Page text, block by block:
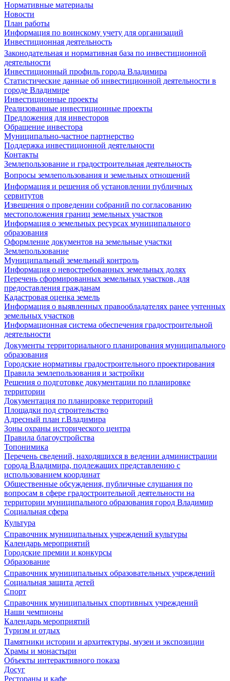
Нормативные материалы
Новости
План работы
Информация по воинскому учету для организаций
Инвестиционная деятельность
Законодательная и нормативная база по инвестиционной
деятельности
Инвестиционный профиль города Владимира
Статистические данные об инвестиционной деятельности в
городе Владимире
Инвестиционные проекты
Реализованные инвестиционные проекты
Предложения для инвесторов
Обращение инвестора
Муниципально-частное партнерство
Поддержка инвестиционной деятельности
Контакты
Землепользование и градостроительная деятельность
Вопросы землепользования и земельных отношений
Информация и решения об установлении публичных
сервитутов
Извещения о проведении собраний по согласованию
местоположения границ земельных участков
Информация о земельных ресурсах муниципального
образования
Оформление документов на земельные участки
Землепользование
Муниципальный земельный контроль
Информация о невостребованных земельных долях
Перечень сформированных земельных участков, для
предоставления гражданам
Кадастровая оценка земель
Информация о выявленных правообладателях ранее учтенных
земельных участков
Информационная система обеспечения градостроительной
деятельности
Документы территориального планирования муниципального
образования
Городские нормативы градостроительного проектирования
Правила землепользования и застройки
Решения о подготовке документации по планировке
территории
Документация по планировке территорий
Площадки под строительство
Адресный план г.Владимира
Зоны охраны исторического центра
Правила благоустройства
Топонимика
Перечень сведений, находящихся в ведении администрации
города Владимира, подлежащих представлению с
использованием координат
Общественные обсуждения, публичные слушания по
вопросам в сфере градостроительной деятельности на
территории муниципального образования город Владимир
Социальная сфера
Культура
Справочник муниципальных учреждений культуры
Календарь мероприятий
Городские премии и конкурсы
Образование
Справочник муниципальных образовательных учреждений
Социальная защита детей
Спорт
Справочник муниципальных спортивных учреждений
Наши чемпионы
Календарь мероприятий
Туризм и отдых
Памятники истории и архитектуры, музеи и экспозиции
Храмы и монастыри
Объекты интерактивного показа
Досуг
Рестораны и кафе